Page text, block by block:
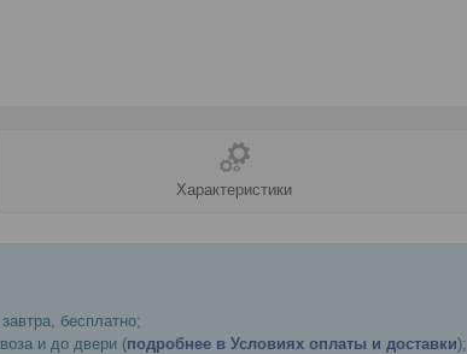
Характеристики
бесплатно;
и до двери (подробнее в Условиях оплаты и доставки);